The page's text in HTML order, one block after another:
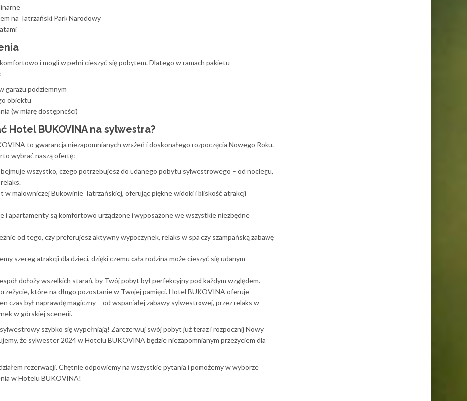
na Tatrzański Park Narodowy
i mogli w pełni cieszyć się pobytem. Dlatego w ramach pakietu
garażu podziemnym
obiektu
(w miarę dostępności)
Hotel BUKOVINA na sylwestra?
to gwarancja niezapomnianych wrażeń i doskonałego rozpoczęcia Nowego Roku.
wybrać naszą ofertę:
wszystko, czego potrzebujesz do udanego pobytu sylwestrowego – od noclegu,
w malowniczej Bukowinie Tatrzańskiej, oferując piękne widoki i bliskość atrakcji
i apartamenty są komfortowo urządzone i wyposażone we wszystkie niezbędne
od tego, czy preferujesz aktywny wypoczynek, relaks w spa czy szampańską zabawę
szereg atrakcji dla dzieci, dzięki czemu cała rodzina może cieszyć się udanym
dołoży wszelkich starań, by Twój pobyt był perfekcyjny pod każdym względem.
które na długo pozostanie w Twojej pamięci. Hotel BUKOVINA oferuje
czas był naprawdę magiczny – od wspaniałej zabawy sylwestrowej, przez relaks w
w górskiej scenerii.
szybko się wypełniają! Zarezerwuj swój pobyt już teraz i rozpocznij Nowy
że sylwester 2024 w Hotelu BUKOVINA będzie niezapomnianym przeżyciem dla
rezerwacji. Chętnie odpowiemy na wszystkie pytania i pomożemy w wyborze
w Hotelu BUKOVINA!